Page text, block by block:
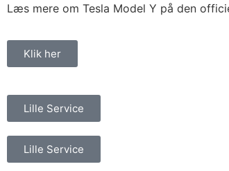
Læs mere om Tesla Model Y på den
Klik her
Lille Service
Lille Service